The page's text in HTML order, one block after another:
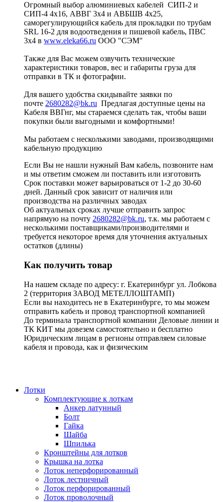
Огромный выбор алюминиевых кабелей СИП-2 и
СИП-4 4х16, АВВГ 3х4 и АВБШВ 4х25,
саморегулирующийся кабель для прокладки по трубам
SRL 16-2 для водоотведения и пишевой кабель, ПВС
3х4 в www.eleka66.ru ООО "СЭМ"
Также для Вас можем озвучить технические
характеристики товаров, вес и габариты груза для
отправки в ТК и фотографии.
Для вашего удобства скидывайте заявки по
почте 2680282@bk.ru Предлагая доступные цены на
Кабеля ВВГнг, мы стараемся сделать так, чтобы ваши
покупки были выгодными и комфортными!
Мы работаем с несколькими заводами, производящими
кабельную продукцию
Если Вы не нашли нужный Вам кабель, позвоните нам
и мы ответим сможем ли поставить или изготовить
Срок поставки может варьироваться от 1-2 до 30-60
дней. Данный срок зависит от наличия или
производства на различных заводах
Об актуальных сроках лучше отправить запрос
напрямую на почту 2680282@bk.ru, т.к. мы работаем с
несколькими поставщиками/производителями и
требуется некоторое время для уточнения актуальных
остатков (длины)
Как получить товар
На нашем складе по адресу: г. Екатеринбург ул. Лобкова
2 (территория ЗАВОД МЕТЕЛЛОШТАМП)
Если вы находитесь не в Екатеринбурге, то мы можем
отправить кабель и провод транспортной компанией
До терминала транспортной компании Деловые линии и
ТК КИТ мы довезем самостоятельно и бесплатно
Юридическим лицам в регионы отправляем силовые
кабеля и провода, как и физическим
Лотки
Комплектующие к лоткам
Анкер латунный
Болт
Гайка
Шайба
Шпилька
Кронштейны для лотков
Крышка на лотка
Лоток неперфорированный
Лоток лестничный
Лоток перфорированный
Лоток проволочный